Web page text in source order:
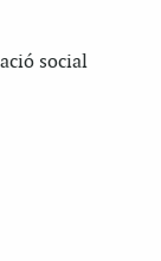
social